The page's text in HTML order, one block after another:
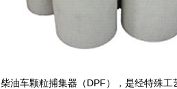
柴油车颗粒捕集器（DPF），是经特殊工